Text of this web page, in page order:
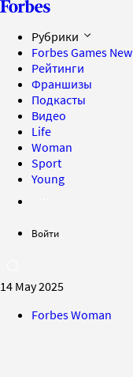
Рубрики
Forbes Games New
Рейтинги
Франшизы
Подкасты
Видео
Life
Woman
Sport
Young
Войти
14 May 2025
Forbes Woman